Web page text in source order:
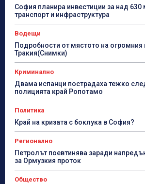
София планира инвестиции за над 630
транспорт и инфраструктура
Водещи
Подробности от мястото на
Тракия(Снимки)
Криминално
Двама испанци пострадаха тежко
полицията край Ропотамо
Политика
Край на кризата с боклука в София?
Регионално
Петролът поевтинява заради
за Ормузкия проток
Общество